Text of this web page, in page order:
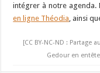
intégrer à notre agenda.
en ligne Théodia , ainsi
[CC BY-NC-ND :
Gedour en